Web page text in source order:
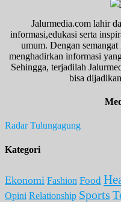
Jalurmedia.com lahir
informasi,edukasi serta
umum. Dengan
menghadirkan informasi
Sehingga, terjadilah
bisa
Radar Tulungagung
Kategori
Ekonomi Fashion Food
Opini Relationship Sports